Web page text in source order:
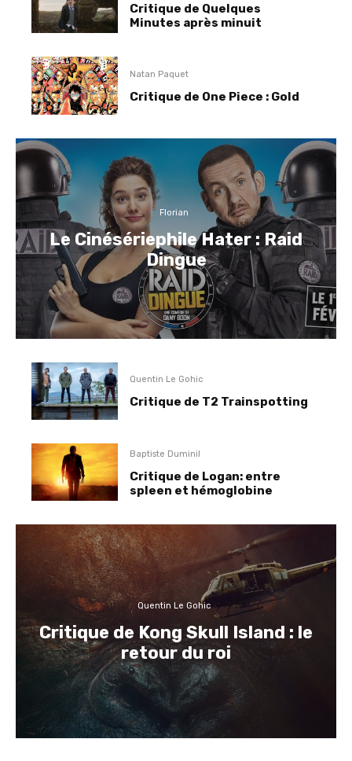
Critique de Quelques
Minutes après minuit
Natan Paquet
Critique de One Piece : Gold
Florian
Le Cinésériephile Hater : Raid
Dingue
Quentin Le Gohic
Critique de T2 Trainspotting
Baptiste Duminil
Critique de Logan: entre
spleen et hémoglobine
Quentin Le Gohic
Critique de Kong Skull Island : le
retour du roi